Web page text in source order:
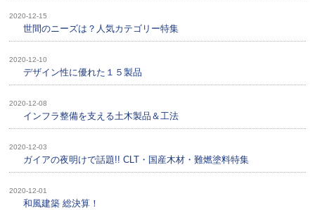
2020-12-15
世間のニーズは？人気カテゴリー特集
2020-12-10
デザイン性に優れた１５製品
2020-12-08
インフラ整備を支える土木製品＆工法
2020-12-03
ガイアの夜明けで話題!! CLT・国産木材・難燃塗料特集
2020-12-01
和風建築 総決算！